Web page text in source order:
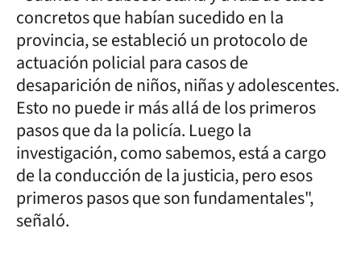
concretos que habían sucedido en la
provincia, se estableció un protocolo de
actuación policial para casos de
desaparición de niños, niñas y adolescentes.
Esto no puede ir más allá de los primeros
pasos que da la policía. Luego la
investigación, como sabemos, está a cargo
de la conducción de la justicia, pero esos
primeros pasos que son fundamentales",
señaló.